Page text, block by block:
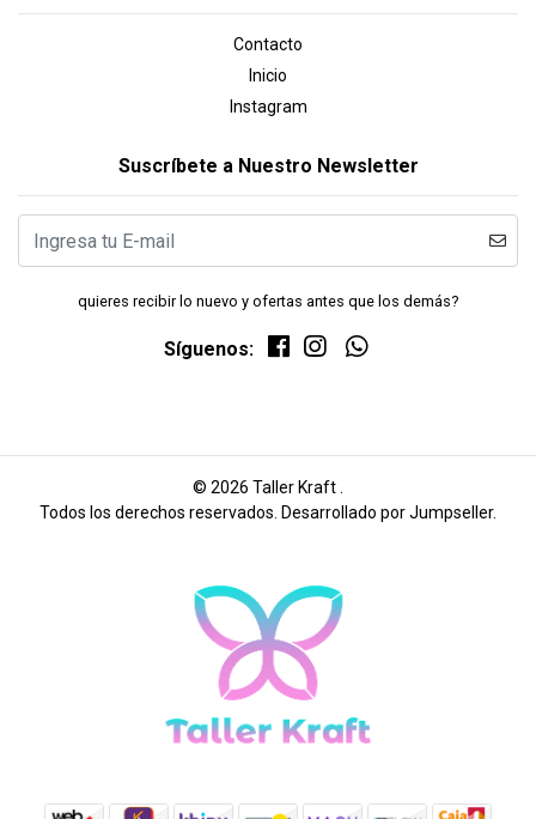
Contacto
Inicio
Instagram
Suscríbete a Nuestro Newsletter
quieres recibir lo nuevo y ofertas antes que los demás?
Síguenos:
© 2026 Taller Kraft .
Todos los derechos reservados. Desarrollado por Jumpseller.